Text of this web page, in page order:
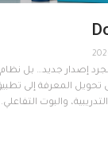
تحويل المعرفة إلى
والبوت التفاعلي.